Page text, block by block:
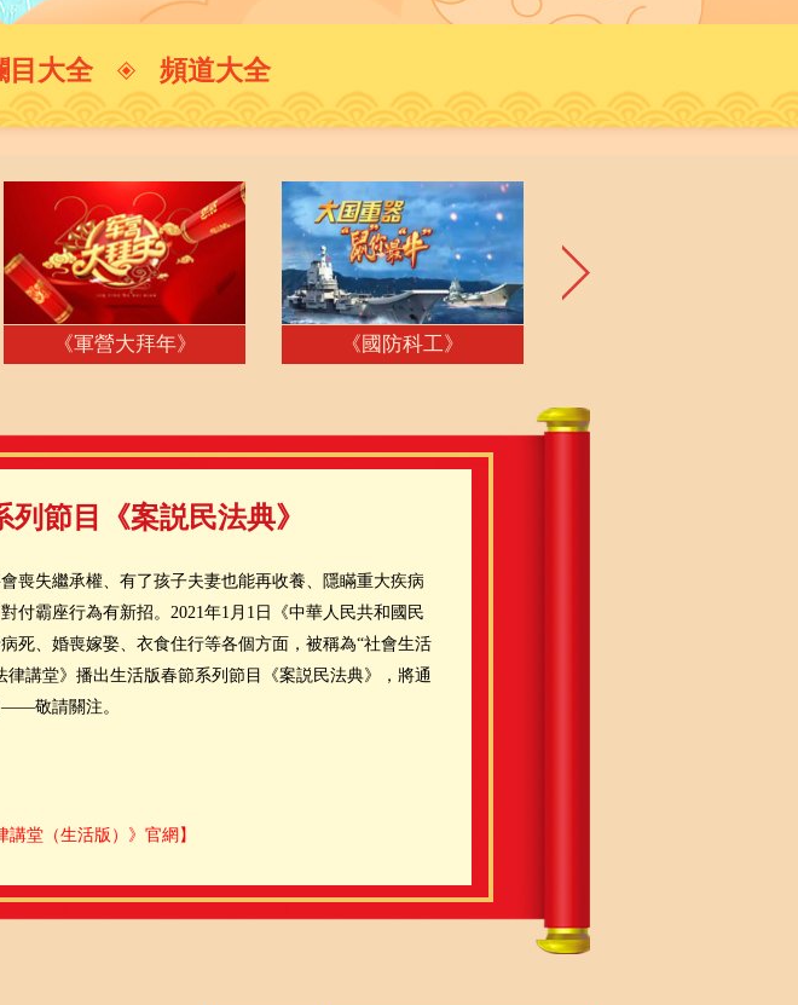
目大全 頻道大全
《軍營大拜年》 《國防科工》